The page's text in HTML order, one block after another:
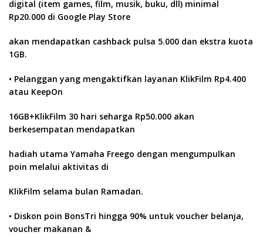
digital (item games, film, musik, buku, dll) minimal
Rp20.000 di Google Play Store
akan mendapatkan cashback pulsa 5.000 dan ekstra kuota
1GB.
• Pelanggan yang mengaktifkan layanan KlikFilm Rp4.400
atau KeepOn
16GB+KlikFilm 30 hari seharga Rp50.000 akan
berkesempatan mendapatkan
hadiah utama Yamaha Freego dengan mengumpulkan
poin melalui aktivitas di
KlikFilm selama bulan Ramadan.
• Diskon poin BonsTri hingga 90% untuk voucher belanja,
voucher makanan &